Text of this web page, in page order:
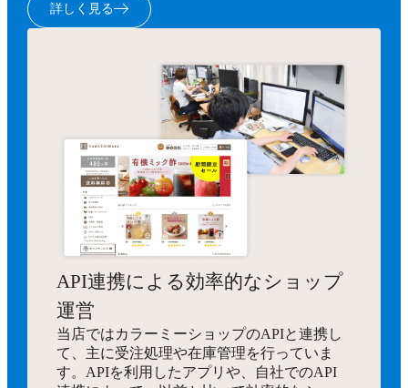
詳しく見る
API連携による効率的なショップ
運営
当店ではカラーミーショップのAPIと連携し
て、主に受注処理や在庫管理を行っていま
す。APIを利用したアプリや、自社でのAPI